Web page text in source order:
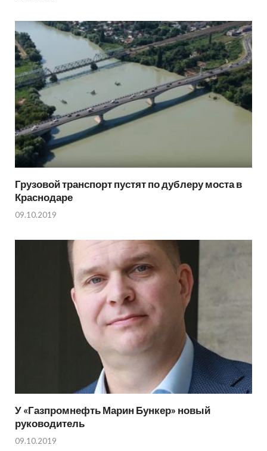
Грузовой транспорт пустят по дублеру моста в
Краснодаре
09.10.2019
У «Газпромнефть Марин Бункер» новый
руководитель
09.10.2019